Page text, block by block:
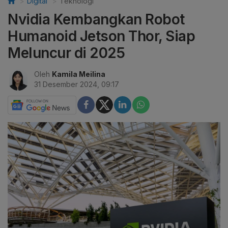
Nvidia Kembangkan Robot
Humanoid Jetson Thor, Siap
Meluncur di 2025
Oleh Kamila Meilina
31 Desember 2024, 09:17